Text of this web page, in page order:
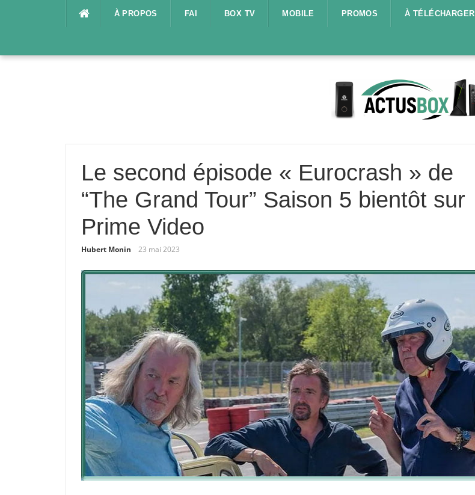
À PROPOS FAI BOX TV MOBILE PROMOS À TÉLÉCHARGER
Le second épisode « Eurocrash » de
“The Grand Tour” Saison 5 bientôt sur
Prime Video
Hubert Monin 23 mai 2023